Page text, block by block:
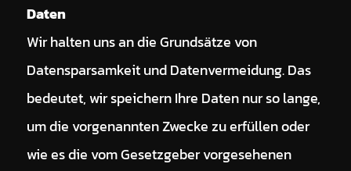
Daten
Wir halten uns an die Grundsätze von
Datensparsamkeit und Datenvermeidung. Das
bedeutet, wir speichern Ihre Daten nur so lange,
um die vorgenannten Zwecke zu erfüllen oder
wie es die vom Gesetzgeber vorgesehenen